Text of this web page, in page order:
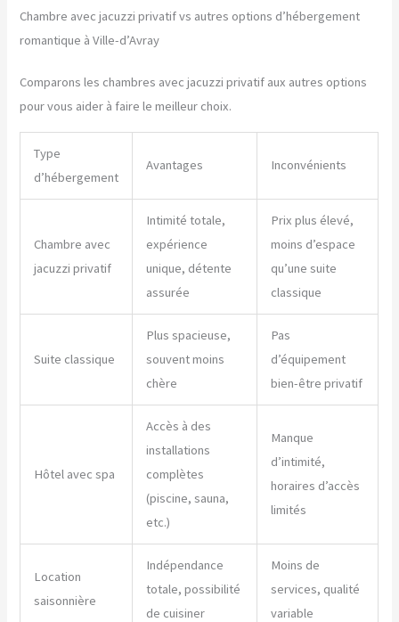
Chambre avec jacuzzi privatif vs autres options d’hébergement
romantique à Ville-d’Avray
Comparons les chambres avec jacuzzi privatif aux autres options
pour vous aider à faire le meilleur choix.
Type
d’hébergement
Avantages Inconvénients
Chambre avec
jacuzzi privatif
Intimité totale,
expérience
unique, détente
assurée
Prix plus élevé,
moins d’espace
qu’une suite
classique
Suite classique
Plus spacieuse,
souvent moins
chère
Pas
d’équipement
bien-être privatif
Hôtel avec spa
Accès à des
installations
complètes
(piscine, sauna,
etc.)
Manque
d’intimité,
horaires d’accès
limités
Location
saisonnière
Indépendance
totale, possibilité
de cuisiner
Moins de
services, qualité
variable